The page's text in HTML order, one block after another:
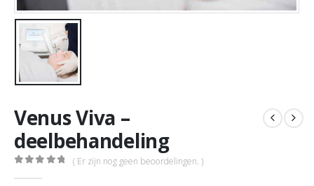
Venus Viva –
deelbehandeling
( Er zijn nog geen beoordelingen. )